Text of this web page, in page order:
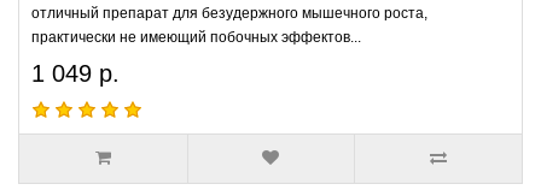
отличный препарат для безудержного мышечного роста,
практически не имеющий побочных эффектов...
1 049 р.